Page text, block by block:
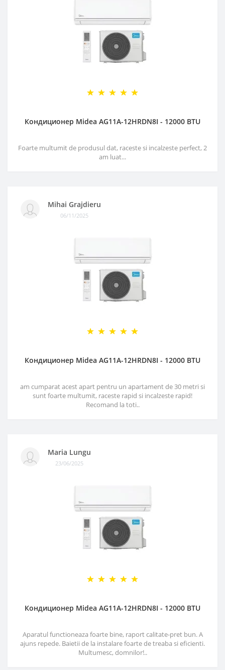
Кондиционер Midea AG11A-12HRDN8I - 12000 BTU
Foarte multumit de produsul dat, raceste si incalzeste perfect, 2
am luat...
Mihai Grajdieru
06/11/2025
Кондиционер Midea AG11A-12HRDN8I - 12000 BTU
am cumparat acest apart pentru un apartament de 30 metri si
sunt foarte multumit, raceste rapid si incalzeste rapid!
Recomand la toti..
Maria Lungu
23/06/2025
Кондиционер Midea AG11A-12HRDN8I - 12000 BTU
Aparatul functioneaza foarte bine, raport calitate-pret bun. A
ajuns repede. Baietii de la instalare foarte de treaba si eficienti.
Multumesc, domnilor!..